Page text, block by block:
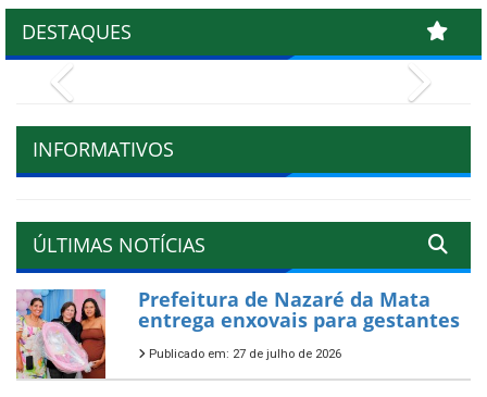
DESTAQUES
INFORMATIVOS
ÚLTIMAS NOTÍCIAS
Prefeitura de Nazaré da Mata
entrega enxovais para gestantes
Publicado em: 27 de julho de 2026